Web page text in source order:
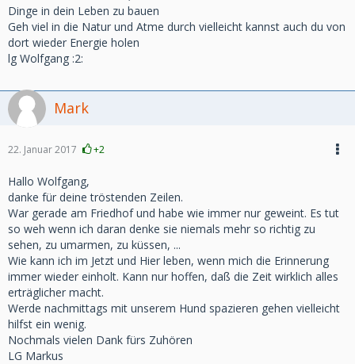
Dinge in dein Leben zu bauen
Geh viel in die Natur und Atme durch vielleicht kannst auch du von
dort wieder Energie holen
lg Wolfgang :2:
Mark
22. Januar 2017 +2
Hallo Wolfgang,
danke für deine tröstenden Zeilen.
War gerade am Friedhof und habe wie immer nur geweint. Es tut
so weh wenn ich daran denke sie niemals mehr so richtig zu
sehen, zu umarmen, zu küssen, ...
Wie kann ich im Jetzt und Hier leben, wenn mich die Erinnerung
immer wieder einholt. Kann nur hoffen, daß die Zeit wirklich alles
erträglicher macht.
Werde nachmittags mit unserem Hund spazieren gehen vielleicht
hilfst ein wenig.
Nochmals vielen Dank fürs Zuhören
LG Markus